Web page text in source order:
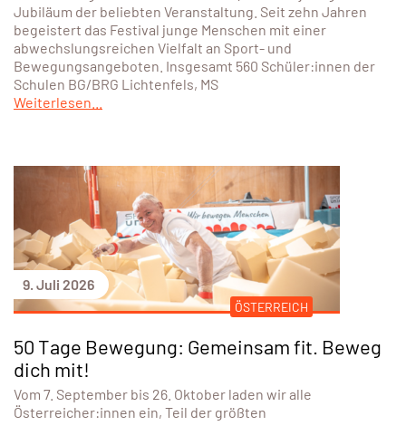
Jubiläum der beliebten Veranstaltung. Seit zehn Jahren
begeistert das Festival junge Menschen mit einer
abwechslungsreichen Vielfalt an Sport- und
Bewegungsangeboten. Insgesamt 560 Schüler:innen der
Schulen BG/BRG Lichtenfels, MS
Weiterlesen...
9. Juli 2026
ÖSTERREICH
50 Tage Bewegung: Gemeinsam fit. Beweg
dich mit!
Vom 7. September bis 26. Oktober laden wir alle
Österreicher:innen ein, Teil der größten